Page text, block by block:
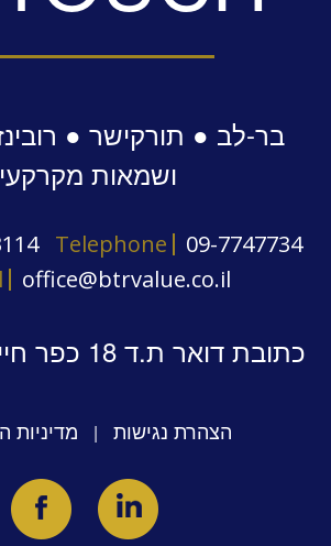
בר-לב ● תורקישר ●
ושמאות
Telephone
09-7747734
office@btrvalue.co.il
כתובת דואר ת.ד 18 כפר חיים, 4294500
הצהרת נגישות | מדיניות